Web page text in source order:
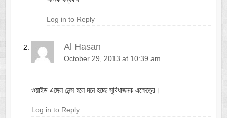
Log in to Reply
Al Hasan
October 29, 2013 at 10:39 am
ওয়াইড এঙ্গেল লেন্স হলে মনে হচ্ছে সুবিধাজনক এক্ষেত্রে।
Log in to Reply